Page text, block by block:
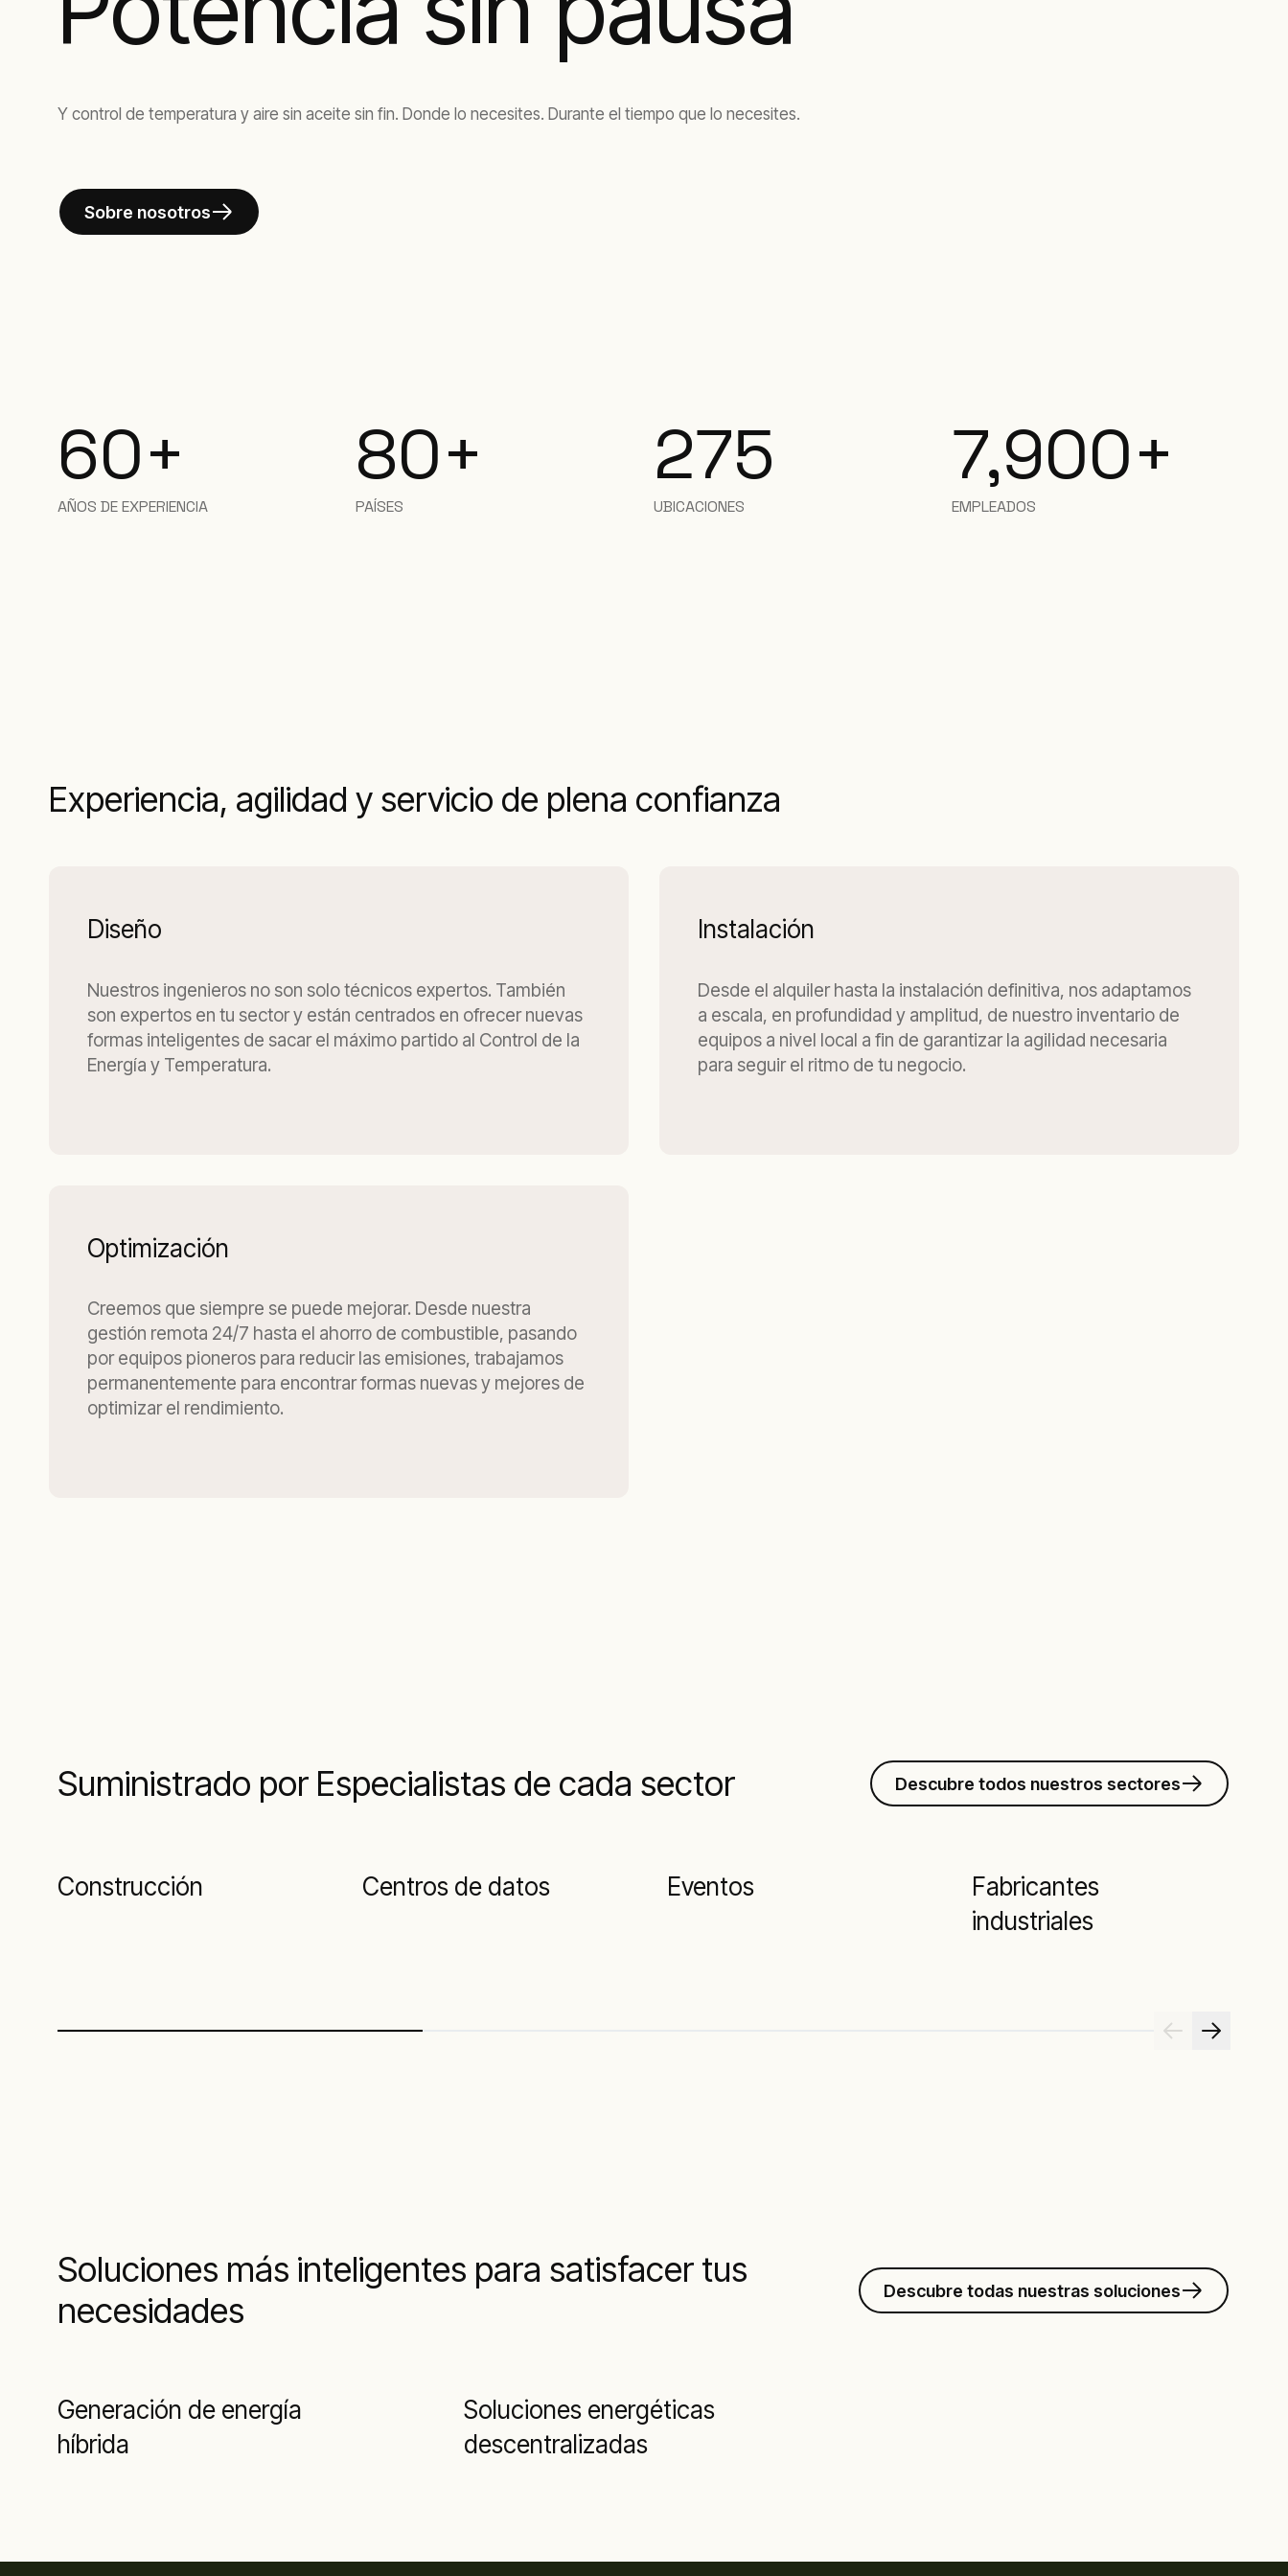
Y control de temperatura y aire sin aceite sin fin. Donde lo necesites. Durante el tiempo que lo necesites.
Sobre nosotros
60+
AÑOS DE EXPERIENCIA
80+
PAÍSES
275
UBICACIONES
7,900+
EMPLEADOS
Experiencia, agilidad y servicio de plena confianza
Diseño
Nuestros ingenieros no son solo técnicos expertos. También
son expertos en tu sector y están centrados en ofrecer nuevas
formas inteligentes de sacar el máximo partido al Control de la
Energía y Temperatura.
Instalación
Desde el alquiler hasta la instalación definitiva, nos adaptamos
a escala, en profundidad y amplitud, de nuestro inventario de
equipos a nivel local a fin de garantizar la agilidad necesaria
para seguir el ritmo de tu negocio.
Optimización
Creemos que siempre se puede mejorar. Desde nuestra
gestión remota 24/7 hasta el ahorro de combustible, pasando
por equipos pioneros para reducir las emisiones, trabajamos
permanentemente para encontrar formas nuevas y mejores de
optimizar el rendimiento.
Suministrado por Especialistas de cada sector Descubre todos nuestros sectores
Construcción Centros de datos Eventos
Fabricantes
industriales
Soluciones más inteligentes para satisfacer tus
necesidades
Descubre todas nuestras soluciones
Generación de energía
híbrida
Soluciones energéticas
descentralizadas